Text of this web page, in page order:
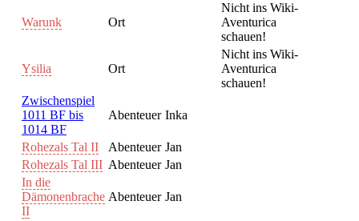
Warunk Ort
Nicht ins Wiki-
Aventurica
schauen!
Ysilia Ort
Nicht ins Wiki-
Aventurica
schauen!
Zwischenspiel
1011 BF bis
1014 BF
Abenteuer Inka
Rohezals Tal II Abenteuer Jan
Rohezals Tal III Abenteuer Jan
In die
Dämonenbrache
II
Abenteuer Jan